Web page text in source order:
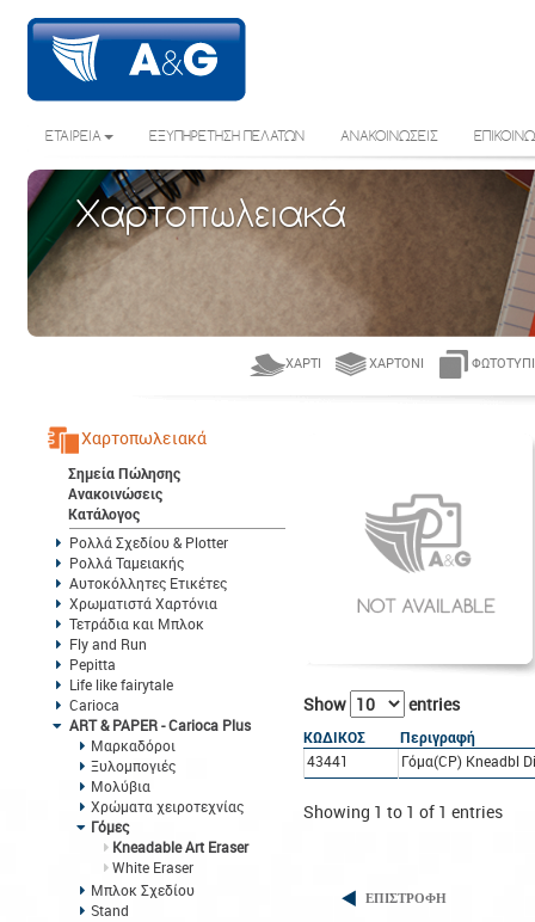
ΕΤΑΙΡΕΙΑ ΕΞΥΠΗΡΕΤΗΣΗ ΠΕΛΑΤΩΝ ΑΝΑΚΟΙΝΩΣΕΙΣ
Χαρτοπωλειακά
ΧΑΡΤΊ ΧΑΡΤΌΝΙ
Χαρτοπωλειακά
Σημεία Πώλησης
Ανακοινώσεις
Κατάλογος
Ρολλά Σχεδίου & Plotter
Ρολλά Ταμειακής
Αυτοκόλλητες Ετικέτες
Χρωματιστά Χαρτόνια
Τετράδια και Μπλοκ
Fly and Run
Pepitta
Life like fairytale
Carioca
ART & PAPER - Carioca Plus
Μαρκαδόροι
Ξυλομπογιές
Μολύβια
Χρώματα χειροτεχνίας
Γόμες
Kneadable Art Eraser
White Eraser
Μπλοκ Σχεδίου
Stand
Show entries
ΚΩΔΙΚΟΣ
Περιγραφή
43441
Γόμα(CP) Kneadbl
Showing 1 to 1 of 1 entries
ΕΠΙΣΤΡΟΦΗ